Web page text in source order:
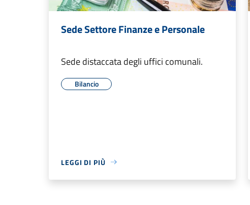
Sede Settore Finanze e Personale
Sede distaccata degli uffici comunali.
Bilancio
LEGGI DI PIÙ